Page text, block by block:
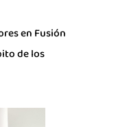
en Fusión
de los